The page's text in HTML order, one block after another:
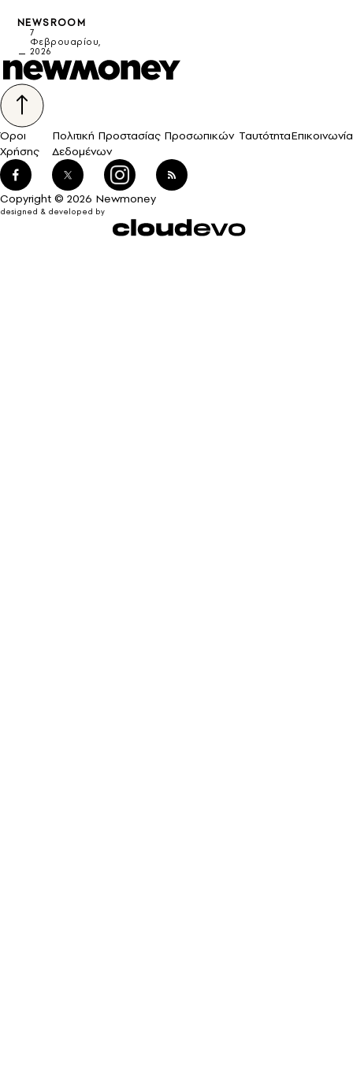
NEWSROOM
7
Φεβρουαρίου,
2026
Όροι
Χρήσης
Πολιτική Προστασίας Προσωπικών
Δεδομένων
ΤαυτότηταΕπικοινωνία
Copyright © 2026 Newmoney
designed & developed by